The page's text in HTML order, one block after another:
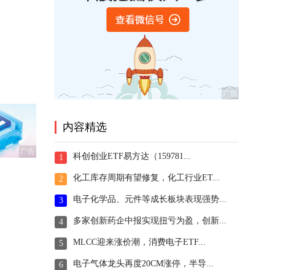
广告
内容精选
1 科创创业ETF易方达（159781...
2 化工库存周期有望修复，化工行业ET...
3 电子化学品、元件等成长板块表现强势...
4 多家创新药企中报实现扭亏为盈，创新...
5 MLCC迎来涨价潮，消费电子ETF...
6 电子气体龙头再度20CM涨停，半导...